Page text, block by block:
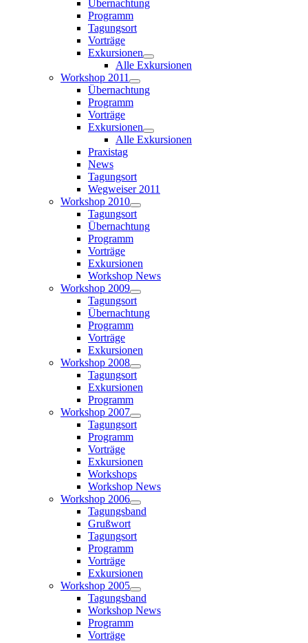
Übernachtung
Programm
Tagungsort
Vorträge
Exkursionen
Alle Exkursionen
Workshop 2011
Übernachtung
Programm
Vorträge
Exkursionen
Alle Exkursionen
Praxistag
News
Tagungsort
Wegweiser 2011
Workshop 2010
Tagungsort
Übernachtung
Programm
Vorträge
Exkursionen
Workshop News
Workshop 2009
Tagungsort
Übernachtung
Programm
Vorträge
Exkursionen
Workshop 2008
Tagungsort
Exkursionen
Programm
Workshop 2007
Tagungsort
Programm
Vorträge
Exkursionen
Workshops
Workshop News
Workshop 2006
Tagungsband
Grußwort
Tagungsort
Programm
Vorträge
Exkursionen
Workshop 2005
Tagungsband
Workshop News
Programm
Vorträge